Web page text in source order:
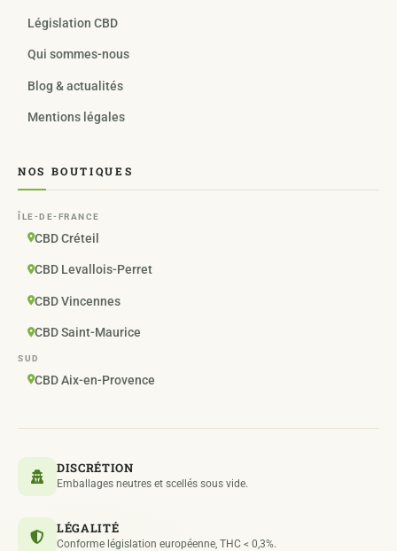
Législation CBD
Qui sommes-nous
Blog & actualités
Mentions légales
NOS BOUTIQUES
ÎLE-DE-FRANCE
CBD Créteil
CBD Levallois-Perret
CBD Vincennes
CBD Saint-Maurice
SUD
CBD Aix-en-Provence
DISCRÉTION
Emballages neutres et scellés sous vide.
LÉGALITÉ
Conforme législation européenne, THC < 0,3%.